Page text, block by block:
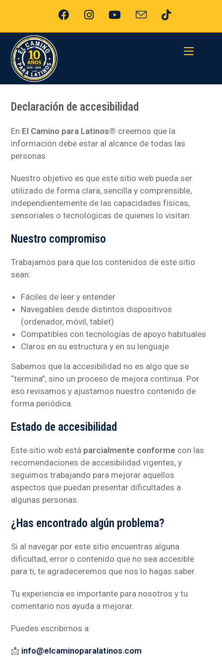
Declaración de accesibilidad
En El Camino para Latinos® creemos que la
información debe estar al alcance de todas las
personas.
Nuestro objetivo es que este sitio web pueda ser
utilizado de forma clara, sencilla y comprensible,
independientemente de las capacidades físicas,
sensoriales o tecnológicas de quienes lo visitan.
Nuestro compromiso
Trabajamos para que los contenidos de este sitio
sean:
Fáciles de leer y entender
Navegables desde distintos dispositivos
(ordenador, móvil, tablet)
Compatibles con tecnologías de apoyo habituales
Claros en su estructura y en su lenguaje
Sabemos que la accesibilidad no es algo que se
“termina”, sino un proceso de mejora continua. Por
eso revisamos y ajustamos nuestro contenido de
forma periódica.
Estado de accesibilidad
Este sitio web está parcialmente conforme con las
recomendaciones de accesibilidad vigentes, y
seguimos trabajando para mejorar aquellos
aspectos que puedan presentar dificultades a
algunas personas.
¿Has encontrado algún problema?
Si al navegar por este sitio encuentras alguna
dificultad, error o contenido que no sea accesible
para ti, te agradeceremos que nos lo hagas saber.
Tu experiencia es importante para nosotros y tu
comentario nos ayuda a mejorar.
Puedes escribirnos a:
📩 info@elcaminoparalatinos.com